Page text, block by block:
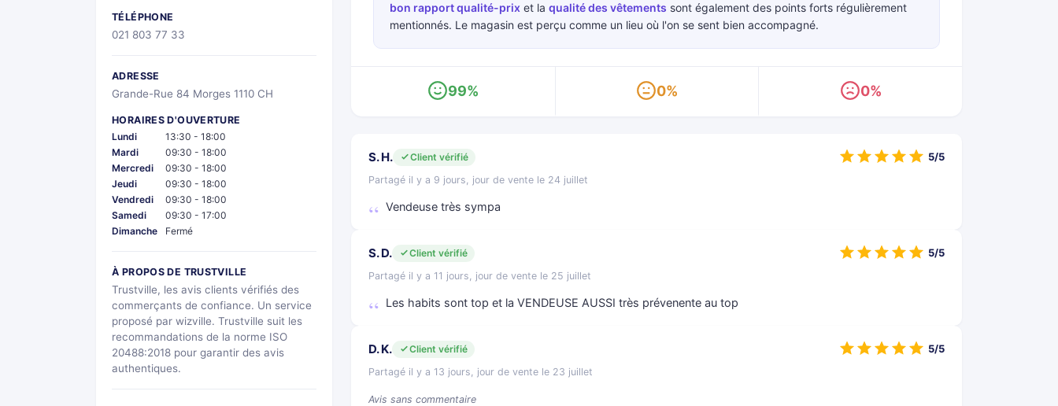
TÉLÉPHONE
021 803 77 33
ADRESSE
Grande-Rue 84 Morges 1110 CH
HORAIRES D'OUVERTURE
Lundi
13:30 - 18:00
Mardi
09:30 - 18:00
Mercredi
09:30 - 18:00
Jeudi
09:30 - 18:00
Vendredi
09:30 - 18:00
Samedi
09:30 - 17:00
Dimanche
Fermé
À PROPOS DE TRUSTVILLE
Trustville, les avis clients vérifiés des
commerçants de confiance. Un service
proposé par wizville. Trustville suit les
recommandations de la norme ISO
20488:2018 pour garantir des avis
authentiques.
bon rapport qualité-prix et la qualité des vêtements sont également des points forts régulièrement
mentionnés. Le magasin est perçu comme un lieu où l'on se sent bien accompagné.
99% 0% 0%
S. H.
Client vérifié
Partagé il y a 9 jours, jour de vente le 24 juillet
Vendeuse très sympa
5/5
S. D.
Client vérifié
Partagé il y a 11 jours, jour de vente le 25 juillet
Les habits sont top et la VENDEUSE AUSSI très prévenente au top
5/5
D. K.
Client vérifié
Partagé il y a 13 jours, jour de vente le 23 juillet
Avis sans commentaire
5/5